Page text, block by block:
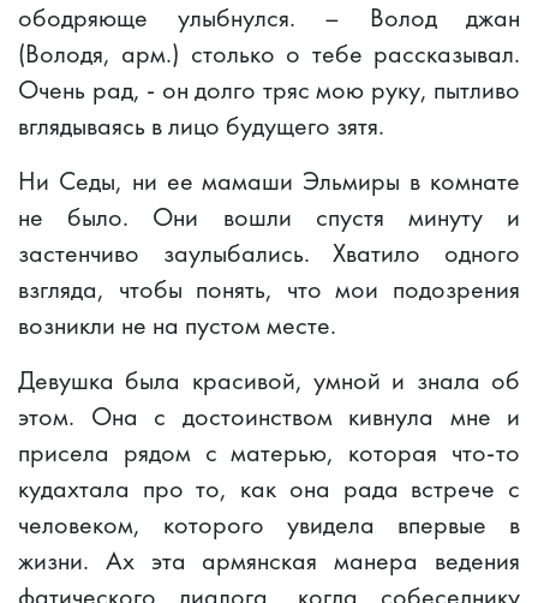
ободряюще улыбнулся. – Волод джан
(Володя, арм.) столько о тебе рассказывал.
Очень рад, - он долго тряс мою руку, пытливо
вглядываясь в лицо будущего зятя.
Ни Седы, ни ее мамаши Эльмиры в комнате
не было. Они вошли спустя минуту и
застенчиво заулыбались. Хватило одного
взгляда, чтобы понять, что мои подозрения
возникли не на пустом месте.
Девушка была красивой, умной и знала об
этом. Она с достоинством кивнула мне и
присела рядом с матерью, которая что-то
кудахтала про то, как она рада встрече с
человеком, которого увидела впервые в
жизни. Ах эта армянская манера ведения